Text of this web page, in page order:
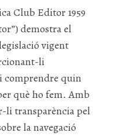
Club Editor 1959
demostra el
vigent
li
comprendre quin
què ho fem. Amb
li transparència pel
la navegació